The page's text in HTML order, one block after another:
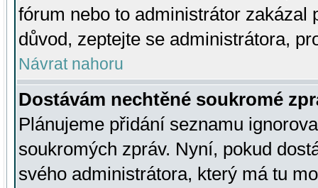
fórum nebo to administrátor zakázal
důvod, zeptejte se administrátora,
Návrat nahoru
Dostávám nechtěné soukromé
Plánujeme přidání seznamu
soukromých zpráv. Nyní, pokud
svého administrátora, který má tu